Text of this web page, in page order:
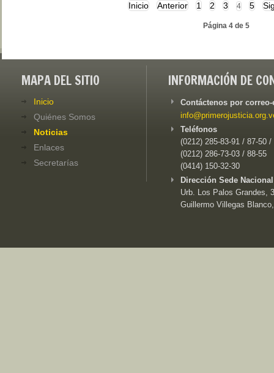
Inicio Anterior 1 2 3 4 5
Página 4 de 5
MAPA DEL SITIO
Inicio
Quiénes Somos
Noticias
Enlaces
Secretarías
INFORMACIÓN DE
Contáctenos por
Teléfonos
(0212) 285-83-91 / 87-50 /
(0212) 286-73-03 / 88-55
(0414) 150-32-30
Dirección Sede
Urb. Los Palos Grandes,
Guillermo Villegas